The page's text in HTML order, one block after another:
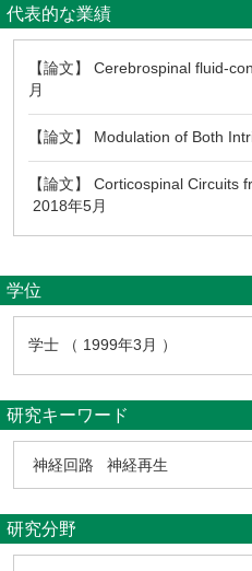
代表的な業績
【論文】 Cerebrospinal fluid-
月
【論文】 Modulation of Both
【論文】 Corticospinal
2018年5月
学位
学士 （ 1999年3月 ）
研究キーワード
神経回路 神経再生
研究分野